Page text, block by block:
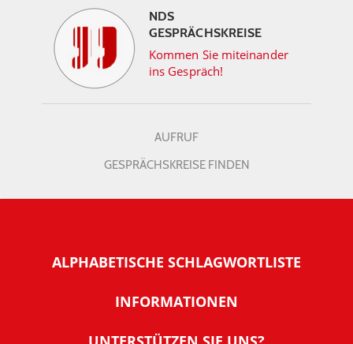
NDS
GESPRÄCHSKREISE
Kommen Sie miteinander
ins Gespräch!
AUFRUF
GESPRÄCHSKREISE FINDEN
ALPHABETISCHE SCHLAGWORTLISTE
INFORMATIONEN
Warum NachDenkSeiten